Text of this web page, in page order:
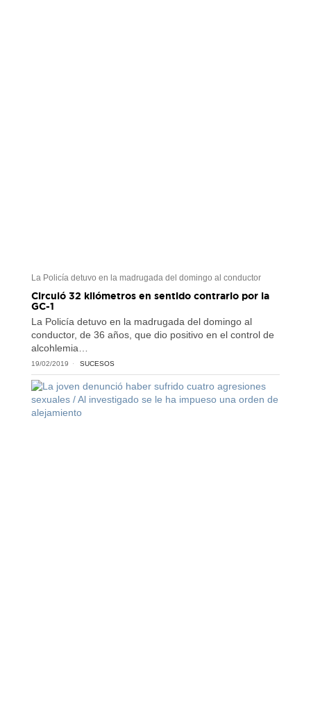
La Policía detuvo en la madrugada del domingo al conductor
Circuló 32 kilómetros en sentido contrario por la
GC-1
La Policía detuvo en la madrugada del domingo al
conductor, de 36 años, que dio positivo en el control de
alcohlemia…
19/02/2019 SUCESOS